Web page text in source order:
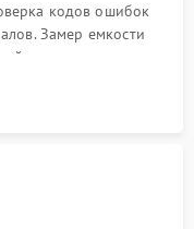
кодов ошибок
Замер емкости
станции зарядки.
падения для